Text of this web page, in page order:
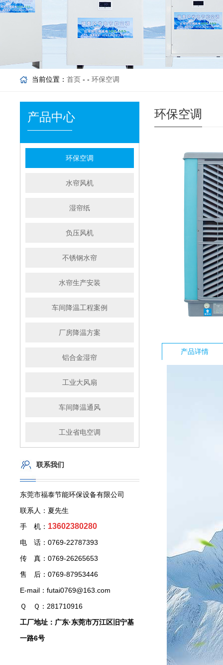
当前位置： 首页 - - 环保空调
产品中心
环保空调
水帘风机
湿帘纸
负压风机
不锈钢水帘
水帘生产安装
车间降温工程案例
厂房降温方案
铝合金湿帘
工业大风扇
车间降温通风
工业省电空调
联系我们
东莞市福泰节能环保设备有限公司
联系人：夏先生
手 机： 13602380280
电 话：0769-22787393
传 真：0769-26265653
售 后：0769-87953446
E-mail：futai0769@163.com
Ｑ Ｑ：281710916
工厂地址：广东·东莞市万江区旧宁基
一路6号
环保空调
产品详情